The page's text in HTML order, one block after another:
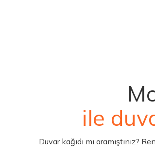
ile
Duvar kağıdı mı aramıştınız?